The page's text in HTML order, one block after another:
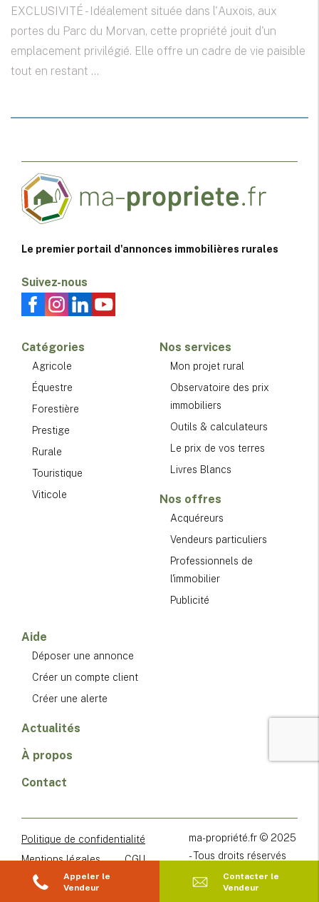
Contacter le
Vendeur
Appeler le
Vendeur
EXCLUSIVITÉ - Idéalement située dans l'Auxois, aux
portes du Parc du Morvan, cette propriété jouit d'un
emplacement privilégié. Elle offre un cadre de vie paisible
tout en restant ...
Le premier portail d'annonces immobilières rurales
Suivez-nous
Catégories
Agricole
Équestre
Forestière
Prestige
Rurale
Touristique
Viticole
Nos services
Mon projet rural
Observatoire des prix
immobiliers
Outils & calculateurs
Le prix de vos terres
Livres Blancs
Nos offres
Acquéreurs
Vendeurs particuliers
Professionnels de
l'immobilier
Publicité
Aide
Déposer une annonce
Créer un compte client
Créer une alerte
Actualités
À propos
Contact
Politique de confidentialité
Mentions légales
CGU
CGV
ma-propriété.fr © 2025
- Tous droits réservés